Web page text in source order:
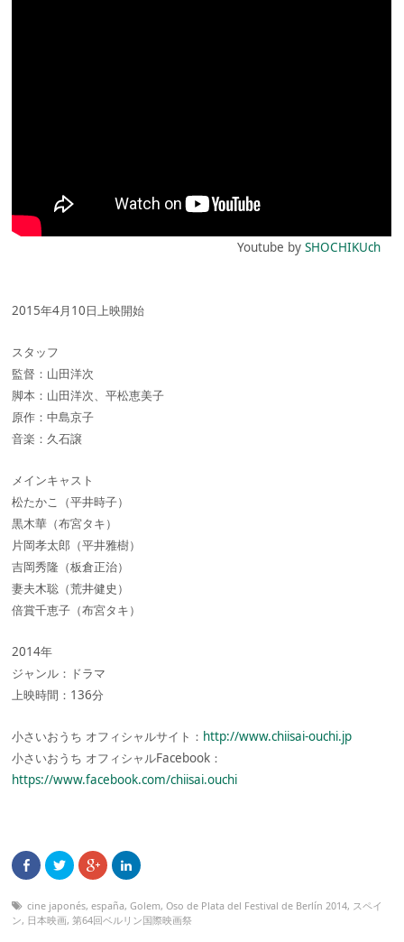
Youtube by SHOCHIKUch
2015年4月10日上映開始
スタッフ
監督：山田洋次
脚本：山田洋次、平松恵美子
原作：中島京子
音楽：久石譲
メインキャスト
松たかこ（平井時子）
黒木華（布宮タキ）
片岡孝太郎（平井雅樹）
吉岡秀隆（板倉正治）
妻夫木聡（荒井健史）
倍賞千恵子（布宮タキ）
2014年
ジャンル：ドラマ
上映時間：136分
小さいおうち オフィシャルサイト： http://www.chiisai-ouchi.jp
小さいおうち オフィシャルFacebook：
https://www.facebook.com/chiisai.ouchi
cine japonés,españa,Golem,Oso de Plata del Festival de Berlín 2014, スペイ
ン, 日本映画,第64回ベルリン国際映画祭